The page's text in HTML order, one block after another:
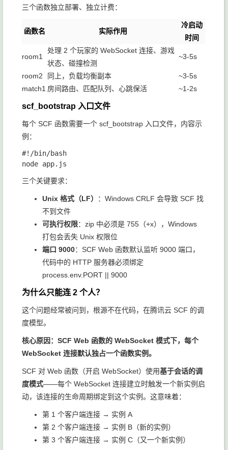
三个函数独立部署、独立计费：
函数名 实际作用
冷启动
时间
room1
处理 2 个玩家的 WebSocket 连接、游戏
状态、碰撞检测
~3-5s
room2 同上，负载均衡副本
~3-5s
match1 房间路由、匹配队列、心跳保活 ~1-2s
scf_bootstrap 入口文件
每个 SCF 函数需要一个 scf_bootstrap 入口文件，内容示
例：
#!/bin/bash
三个关键要求：
Unix 格式（LF）
：Windows CRLF 会导致 SCF 找
不到文件
可执行权限：zip 中必须是 755（+x），Windows
打包会丢失 Unix 权限位
端口 9000：SCF Web 函数默认监听 9000 端口，
代码中的 HTTP 服务器必须绑定
process.env.PORT || 9000
为什么只能连 2 个人？
这个问题经常被问到，根源不在代码，在腾讯云 SCF 的调
度模型。
核心原因：SCF Web 函数的 WebSocket 模式下，每个
WebSocket 连接默认独占一个函数实例。
SCF 对 Web 函数（开启 WebSocket）使用基于会话的调
度模式——每个 WebSocket 连接建立时触发一个新实例启
动，该连接的生命周期绑定到这个实例。这意味着：
第 1 个客户端连接 → 实例 A
第 2 个客户端连接 → 实例 B（新的实例）
第 3 个客户端连接 → 实例 C（又一个新实例）